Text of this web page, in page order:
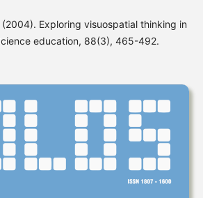
(2004). Exploring visuospatial thinking in
education, 88(3), 465-492.